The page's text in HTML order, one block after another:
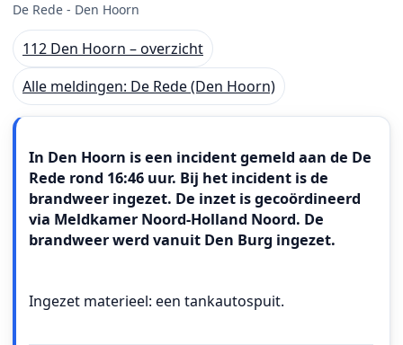
De Rede - Den Hoorn
112 Den Hoorn – overzicht
Alle meldingen: De Rede (Den Hoorn)
In Den Hoorn is een incident gemeld aan de De
Rede rond 16:46 uur. Bij het incident is de
brandweer ingezet. De inzet is gecoördineerd
via Meldkamer Noord-Holland Noord. De
brandweer werd vanuit Den Burg ingezet.
Ingezet materieel: een tankautospuit.